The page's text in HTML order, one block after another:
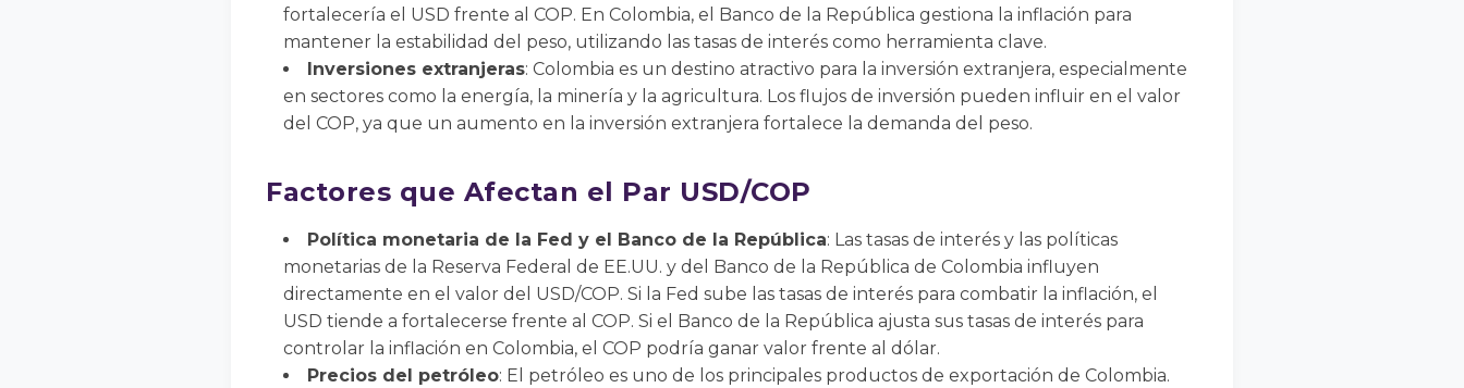
fortalecería el USD frente al COP. En Colombia, el Banco de la República gestiona la inflación para
mantener la estabilidad del peso, utilizando las tasas de interés como herramienta clave.
Inversiones extranjeras: Colombia es un destino atractivo para la inversión extranjera, especialmente
en sectores como la energía, la minería y la agricultura. Los flujos de inversión pueden influir en el valor
del COP, ya que un aumento en la inversión extranjera fortalece la demanda del peso.
Factores que Afectan el Par USD/COP
Política monetaria de la Fed y el Banco de la República: Las tasas de interés y las políticas
monetarias de la Reserva Federal de EE.UU. y del Banco de la República de Colombia influyen
directamente en el valor del USD/COP. Si la Fed sube las tasas de interés para combatir la inflación, el
USD tiende a fortalecerse frente al COP. Si el Banco de la República ajusta sus tasas de interés para
controlar la inflación en Colombia, el COP podría ganar valor frente al dólar.
Precios del petróleo: El petróleo es uno de los principales productos de exportación de Colombia.